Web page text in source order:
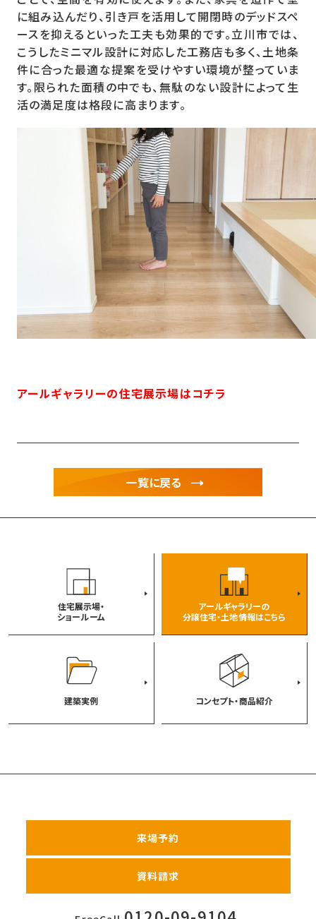
に組み込んだり、引き戸を活用して開閉時のデッドスペ
ースを抑えるといった工夫も効果的です。立川市では、
こうしたミニマル設計に対応した工務店も多く、土地条
件に合った最適な提案を受けやすい環境が整っていま
す。限られた面積の中でも、無駄のない設計によって生
活の満足度は格段に高まります。
アールギャラリーの住宅展示場はコチラ
一覧に戻る
住宅展示場・
ショールーム
アールギャラリーの
分譲住宅・土地情報はこちら
建築実例 コンセプト・商品紹介
来場予約
資料請求